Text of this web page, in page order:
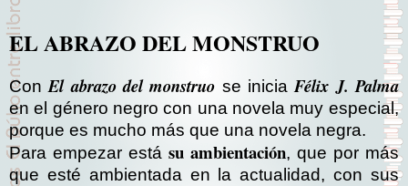
EL ABRAZO DEL MONSTRUO
ConEl abrazo del monstruo se inicia Félix J. Palma
en el género negro con una novela muy especial,
porque es mucho más que una novela negra.
Para empezar está su ambientación, que por más
que esté ambientada en la actualidad, con sus